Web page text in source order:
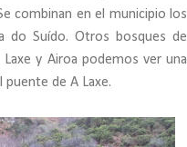
combinan en el municipio los
do Suído. Otros bosques de
Laxe y Airoa podemos ver una
puente de A Laxe.